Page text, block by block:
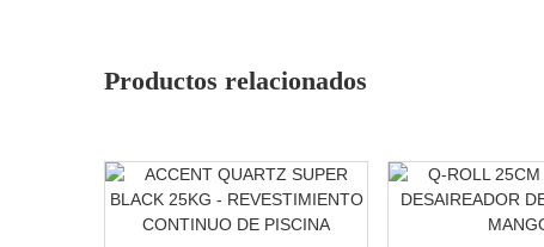
Productos relacionados